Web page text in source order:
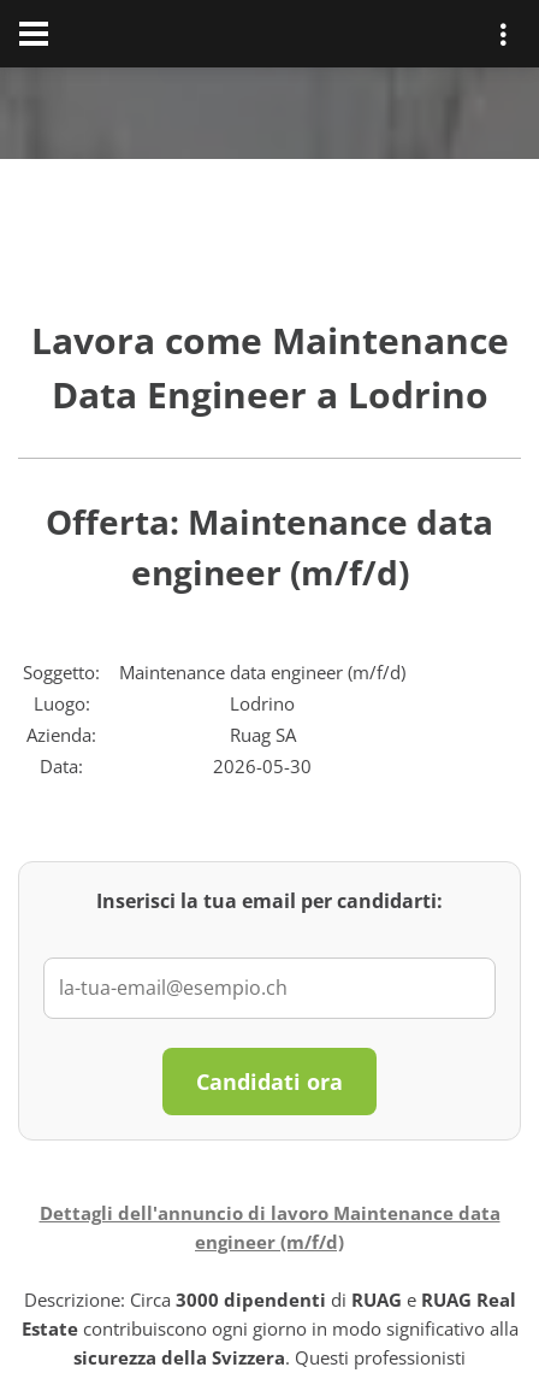
Lavora come Maintenance
Data Engineer a Lodrino
Offerta: Maintenance data
engineer (m/f/d)
Soggetto:
Maintenance data engineer (m/f/d)
Luogo:
Lodrino
Azienda:
Ruag SA
Data:
2026-05-30
Inserisci la tua email per candidarti:
Candidati ora
Dettagli dell'annuncio di lavoro Maintenance data
engineer (m/f/d)
Descrizione: Circa 3000 dipendenti di RUAG e RUAG Real
Estatecontribuiscono ogni giorno in modo significativo alla
sicurezza della Svizzera. Questi professionisti